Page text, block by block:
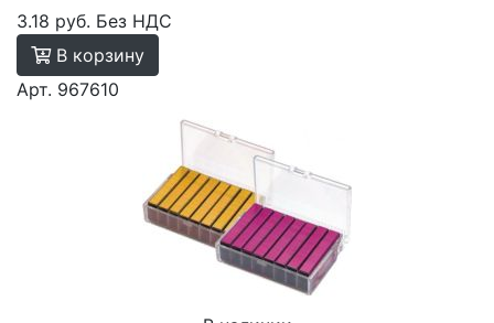
3.18 руб. Без НДС
В корзину
Арт. 967610